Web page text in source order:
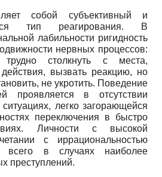
собой субъективный и
тип реагирования. В
лабильности ригидность
нервных процессов:
столкнуть с места,
вызвать реакцию, но
не укротить. Поведение
проявляется в отсутствии
легко загорающейся
переключения в быстро
Личности с высокой
с иррациональностью
всего в случаях наиболее
преступлений.